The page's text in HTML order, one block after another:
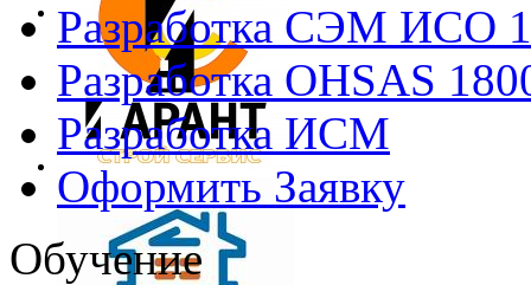
Разработка СЭМ ИСО
Разработка OHSAS
Разработка ИСМ
Оформить Заявку
Обучение